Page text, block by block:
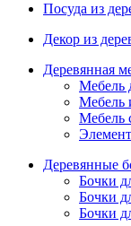
Посуда из
Декор из
Деревянная
Мебель
Мебель
Мебель
Деревянные
Бочки
Бочки
Бочки